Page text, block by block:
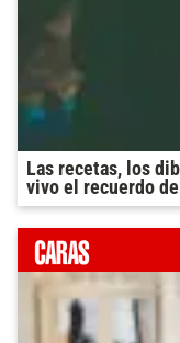
Las recetas, los
vivo el recuerdo